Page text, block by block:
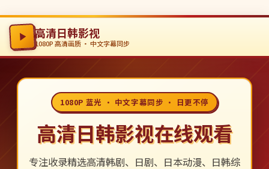
高清日韩影视
1080P 高清画质 · 中文字幕同步
1080P 蓝光 · 中文字幕同步 · 日更不停
高清日韩影视在线观看
专注收录精选高清韩剧、日剧、日本动漫、日韩综